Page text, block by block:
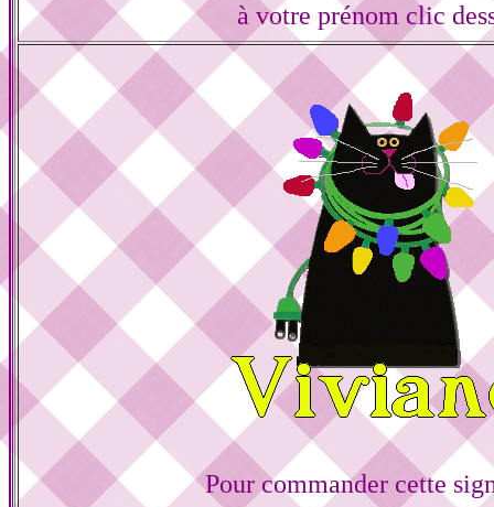
à votre prénom clic
Pour commander cette